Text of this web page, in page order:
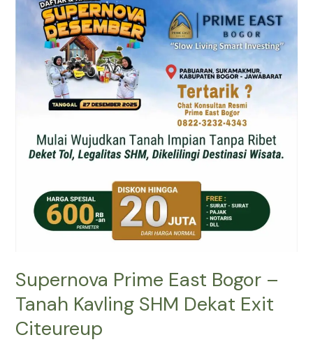
Supernova Prime East Bogor –
Tanah Kavling SHM Dekat Exit
Citeureup
East
Bogor
Kavling
Citeureup